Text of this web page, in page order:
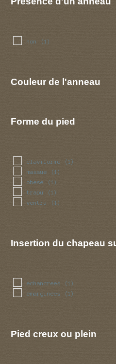
non (1)
Couleur de l'anneau
Forme du pied
claviforme (1)
massue (1)
obese (1)
trapu (1)
ventru (1)
Insertion du chapeau
echancrees (1)
emarginees (1)
Pied creux ou plein